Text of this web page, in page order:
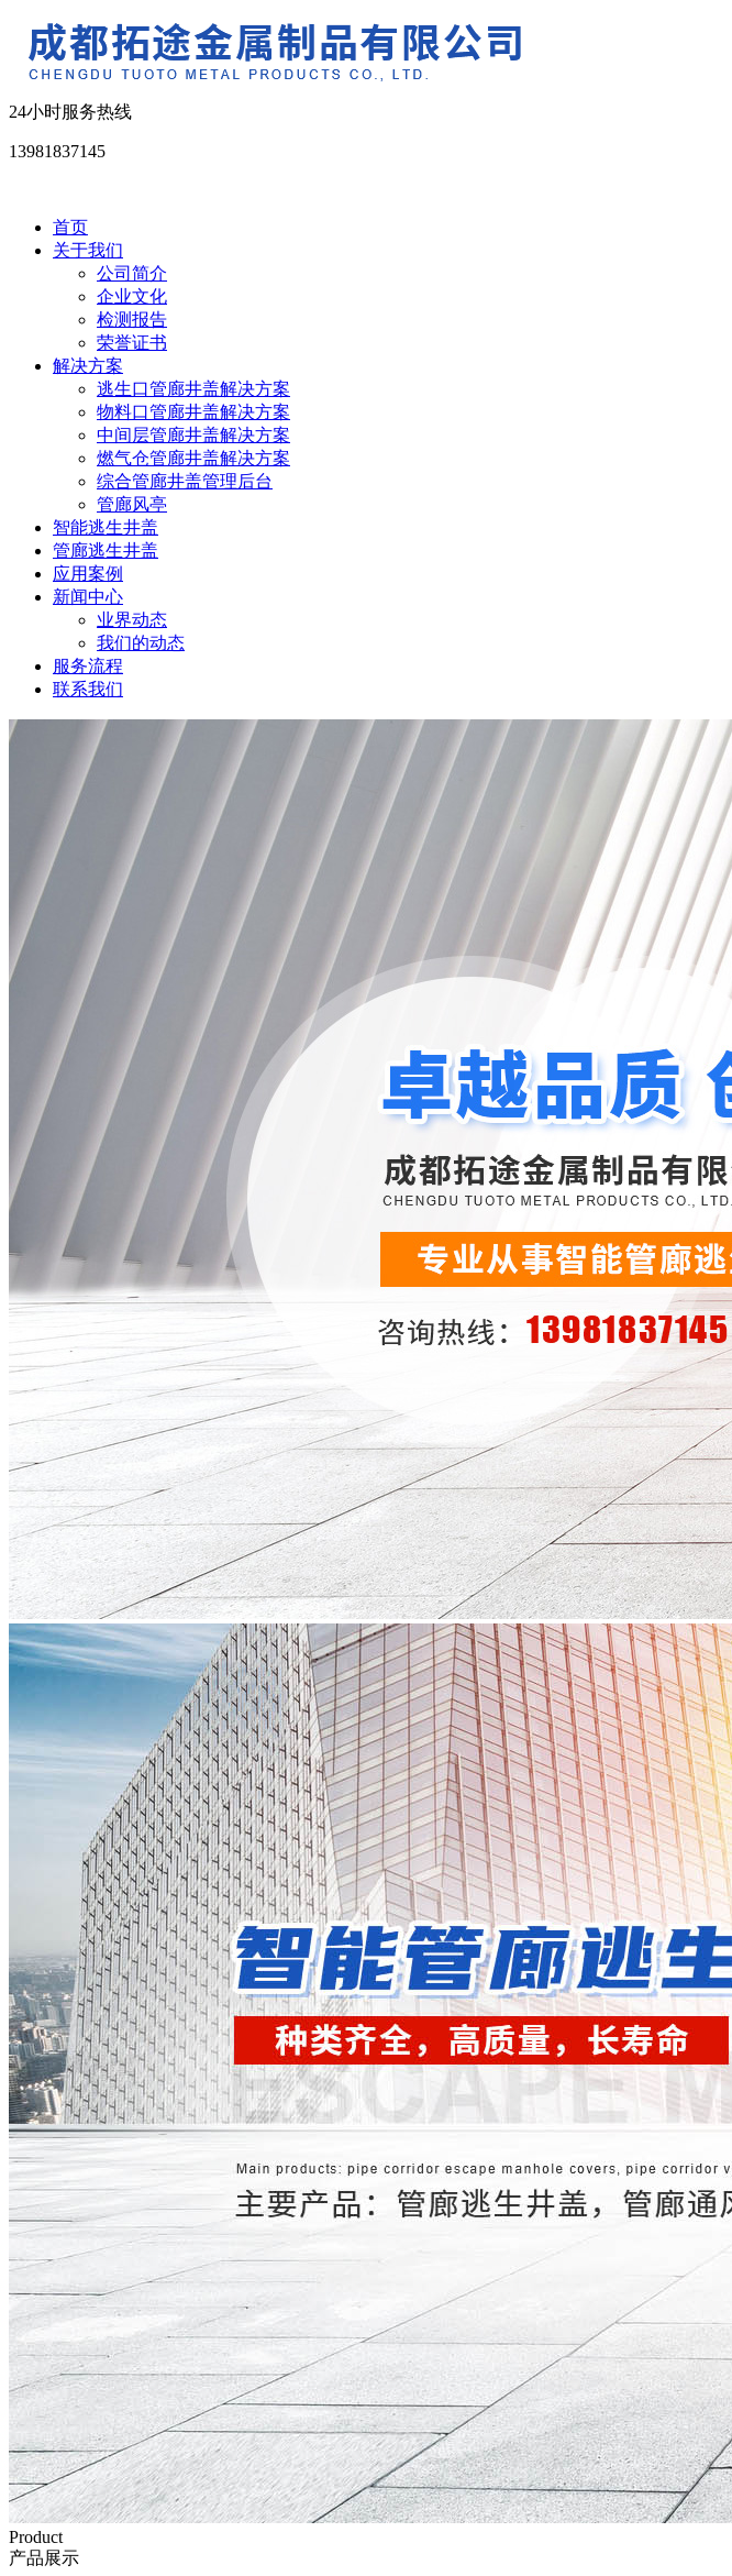
24小时服务热线
13981837145
首页
关于我们
公司简介
企业文化
检测报告
荣誉证书
解决方案
逃生口管廊井盖解决方案
物料口管廊井盖解决方案
中间层管廊井盖解决方案
燃气仓管廊井盖解决方案
综合管廊井盖管理后台
管廊风亭
智能逃生井盖
管廊逃生井盖
应用案例
新闻中心
业界动态
我们的动态
服务流程
联系我们
Product
产品展示